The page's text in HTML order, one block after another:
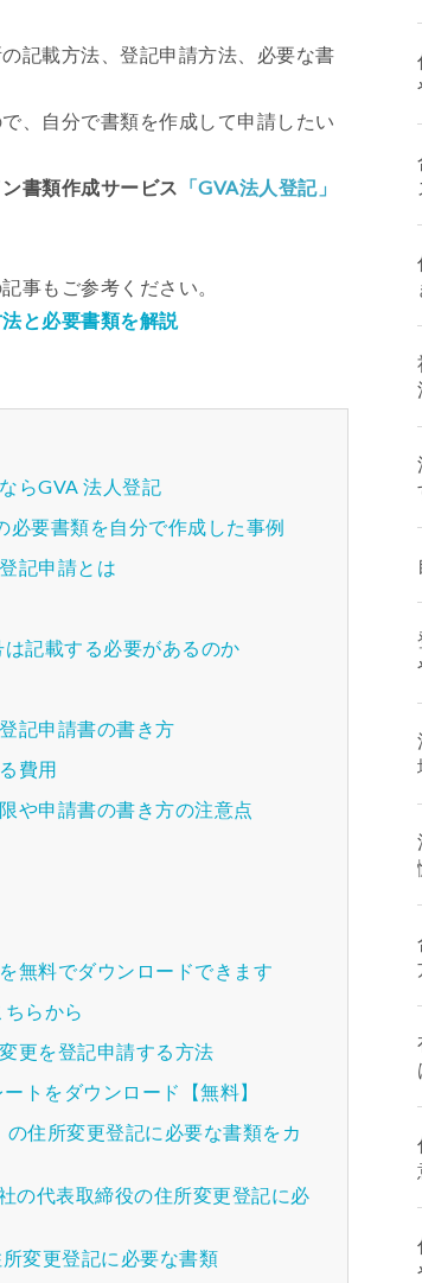
記載方法、登記申請方法、必要な書
、自分で書類を作成して申請したい
書類作成サービス 「GVA法人登記」
事もご参考ください。
と必要書類を解説
らGVA 法人登記
必要書類を自分で作成した事例
記申請とは
記載する必要があるのか
記申請書の書き方
費用
や申請書の書き方の注意点
無料でダウンロードできます
らから
更を登記申請する方法
トをダウンロード【無料】
住所変更登記に必要な書類をカ
の代表取締役の住所変更登記に必
変更登記に必要な書類